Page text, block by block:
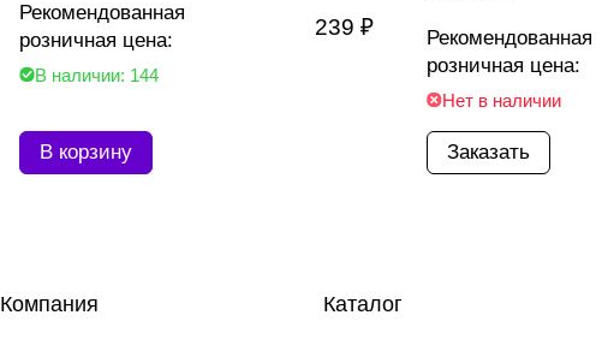
Рекомендованная
розничная цена:
239 ₽
В наличии: 144
В корзину
Рекомендованная
розничная цена:
Нет в наличии
Заказать
Каталог
Компания